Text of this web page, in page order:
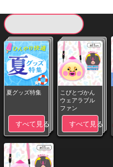
夏グッズ特集
すべて見る
こびとづかん
ウェアラブル
ファン
すべて見る